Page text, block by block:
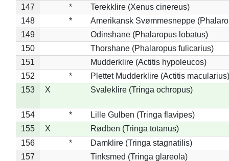
147
*
Terekklire (Xenus cinereus)
148
*
Amerikansk Svømmesneppe
149
Odinshane (Phalaropus lobatus)
150
Thorshane (Phalaropus fulicarius)
151
Mudderklire (Actitis hypoleucos)
152
*
Plettet Mudderklire (Actitis macularius)
153
X Svaleklire (Tringa ochropus)
154 *
Lille Gulben (Tringa flavipes)
155
X
Rødben (Tringa totanus)
156
*
Damklire (Tringa stagnatilis)
157
Tinksmed (Tringa glareola)